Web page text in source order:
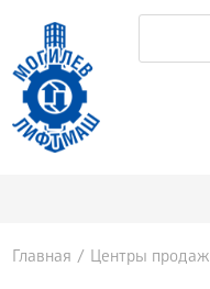
Главная / Центры продаж